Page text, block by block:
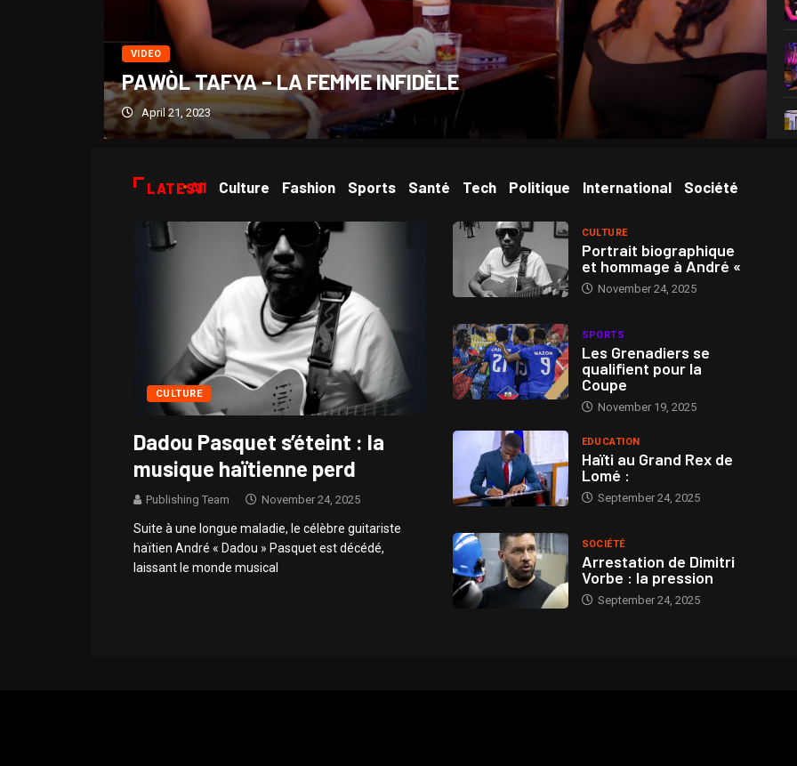
VIDEO
PAWÒL TAFYA – LA FEMME INFIDÈLE
April 21, 2023
LATEST
All Culture Fashion Sports Santé Tech Politique International Société
CULTURE
Dadou Pasquet s’éteint : la
musique haïtienne perd
Publishing Team November 24, 2025
Suite à une longue maladie, le célèbre guitariste
haïtien André « Dadou » Pasquet est décédé,
laissant le monde musical
CULTURE
Portrait biographique
et hommage à André «
November 24, 2025
SPORTS
Les Grenadiers se
qualifient pour la
Coupe
November 19, 2025
EDUCATION
Haïti au Grand Rex de
Lomé :
September 24, 2025
SOCIÉTÉ
Arrestation de Dimitri
Vorbe : la pression
September 24, 2025